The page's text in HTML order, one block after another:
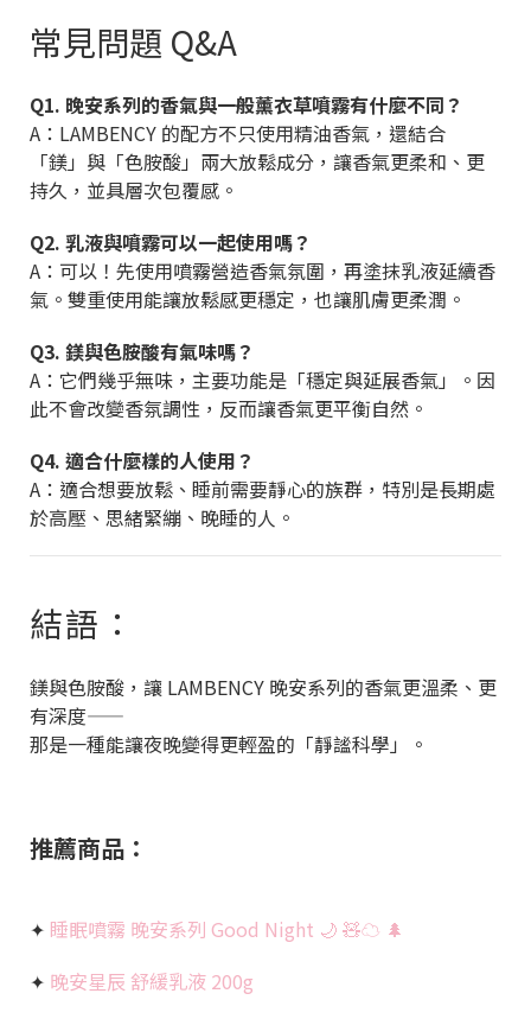
常見問題 Q&A
Q1. 晚安系列的香氣與一般薰衣草噴霧有什麼不同？
A：LAMBENCY 的配方不只使用精油香氣，還結合
「鎂」與「色胺酸」兩大放鬆成分，讓香氣更柔和、更
持久，並具層次包覆感。
Q2. 乳液與噴霧可以一起使用嗎？
A：可以！先使用噴霧營造香氣氛圍，再塗抹乳液延續香
氣。雙重使用能讓放鬆感更穩定，也讓肌膚更柔潤。
Q3. 鎂與色胺酸有氣味嗎？
A：它們幾乎無味，主要功能是「穩定與延展香氣」。因
此不會改變香氛調性，反而讓香氣更平衡自然。
Q4. 適合什麼樣的人使用？
A：適合想要放鬆、睡前需要靜心的族群，特別是長期處
於高壓、思緒緊繃、晚睡的人。
結語：
鎂與色胺酸，讓 LAMBENCY 晚安系列的香氣更溫柔、更
有深度——
那是一種能讓夜晚變得更輕盈的「靜謐科學」。
推薦商品：
✦ 睡眠噴霧 晚安系列 Good Night 🌙 🧸☁️ 🌲
✦ 晚安星辰 舒緩乳液 200g